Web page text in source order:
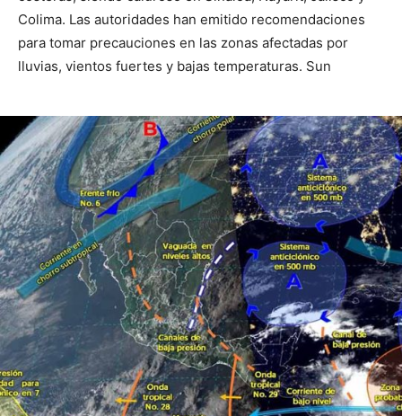
Colima. Las autoridades han emitido recomendaciones
para tomar precauciones en las zonas afectadas por
lluvias, vientos fuertes y bajas temperaturas. Sun